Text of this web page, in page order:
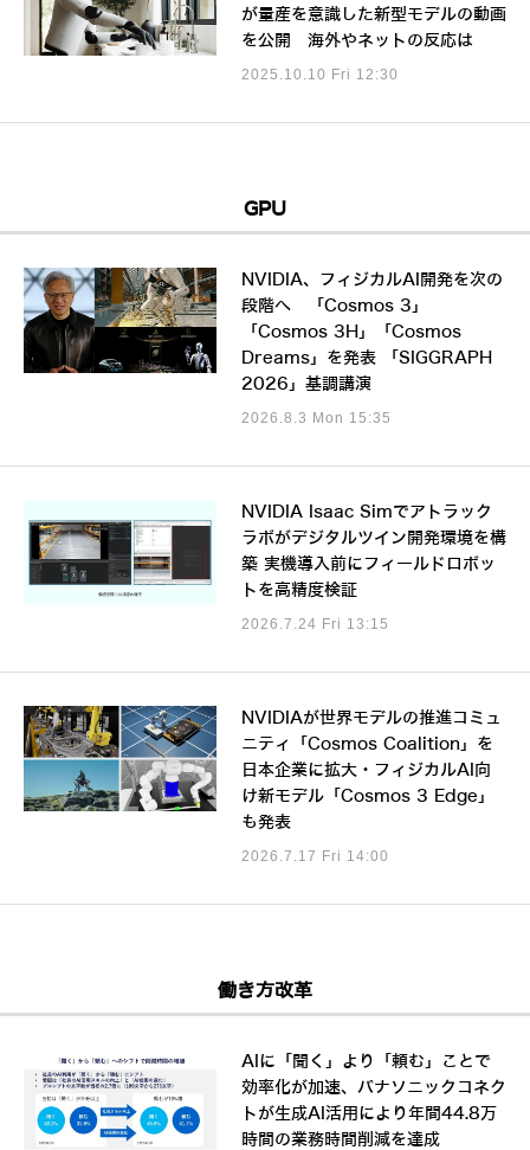
が量産を意識した新型モデルの動画
を公開 海外やネットの反応は
2025.10.10 Fri 12:30
GPU
NVIDIA、フィジカルAI開発を次の
段階へ 「Cosmos 3」
「Cosmos 3H」「Cosmos
Dreams」を発表 「SIGGRAPH
2026」基調講演
2026.8.3 Mon 15:35
NVIDIA Isaac Simでアトラック
ラボがデジタルツイン開発環境を構
築 実機導入前にフィールドロボッ
トを高精度検証
2026.7.24 Fri 13:15
NVIDIAが世界モデルの推進コミュ
ニティ「Cosmos Coalition」を
日本企業に拡大・フィジカルAI向
け新モデル「Cosmos 3 Edge」
も発表
2026.7.17 Fri 14:00
働き方改革
AIに「聞く」より「頼む」ことで
効率化が加速、パナソニックコネク
トが生成AI活用により年間44.8万
時間の業務時間削減を達成